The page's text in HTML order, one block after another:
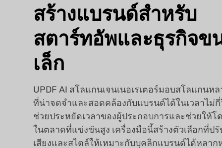
สร้างแบรนด์สำหรับ
สตาร์ทอัพและธุรกิจข
เล็ก
UPDF AI สโลแกนเจนเนอเรเตอร์มอบสโลแกนห
ที่น่าจดจำและสอดคล้องกับแบรนด์ได้ในเวลาไม่
ช่วยประหยัดเวลาของผู้ประกอบการและช่วยให้โ
ในตลาดที่แข่งขันสูง เครื่องมือนี้สร้างตัวเลือกที่ป
เสียงและสไตล์ให้เหมาะกับบุคลิกแบรนด์ได้หลาก